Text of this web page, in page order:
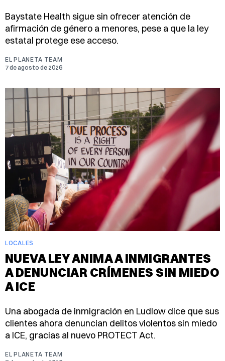
Baystate Health sigue sin ofrecer atención de
afirmación de género a menores, pese a que la ley
estatal protege ese acceso.
EL PLANETA TEAM
7 de agosto de 2026
LOCALES
NUEVA LEY ANIMA A INMIGRANTES
A DENUNCIAR CRÍMENES SIN MIEDO
A ICE
Una abogada de inmigración en Ludlow dice que sus
clientes ahora denuncian delitos violentos sin miedo
a ICE, gracias al nuevo PROTECT Act.
EL PLANETA TEAM